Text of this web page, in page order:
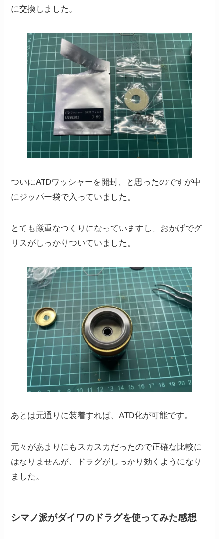
に交換しました。
ついにATDワッシャーを開封、と思ったのですが中
にジッパー袋で入っていました。
とても厳重なつくりになっていますし、おかげでグ
リスがしっかりついていました。
あとは元通りに装着すれば、ATD化が可能です。
元々があまりにもスカスカだったので正確な比較に
はなりませんが、ドラグがしっかり効くようになり
ました。
シマノ派がダイワのドラグを使ってみた感想